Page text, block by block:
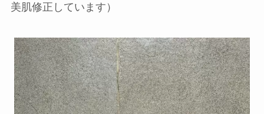
美肌修正しています）